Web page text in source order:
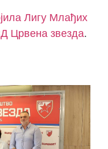
Лигу Млађих
Црвена звезда.